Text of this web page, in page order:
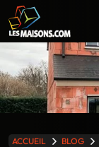
gamme
ACCUEIL BLOG